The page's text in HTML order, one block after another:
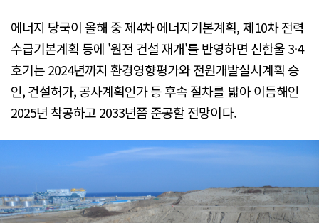
에너지 당국이 올해 중 제4차 에너지기본계획, 제10차 전력
수급기본계획 등에 '원전 건설 재개'를 반영하면 신한울 3·4
호기는 2024년까지 환경영향평가와 전원개발실시계획 승
인, 건설허가, 공사계획인가 등 후속 절차를 밟아 이듬해인
2025년 착공하고 2033년쯤 준공할 전망이다.